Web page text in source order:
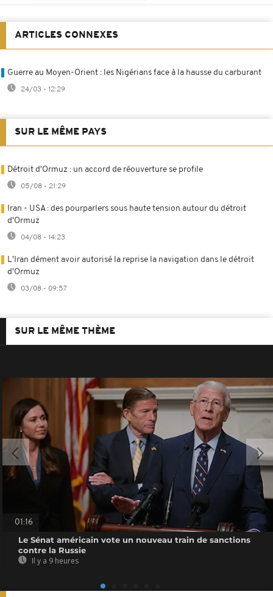
ARTICLES CONNEXES
Guerre au Moyen-Orient : les Nigérians face à la hausse du carburant
24/03 - 12:29
SUR LE MÊME PAYS
Détroit d'Ormuz : un accord de réouverture se profile
05/08 - 21:29
Iran - USA : des pourparlers sous haute tension autour du détroit
d'Ormuz
04/08 - 14:23
L'Iran dément avoir autorisé la reprise la navigation dans le détroit
d'Ormuz
03/08 - 09:57
SUR LE MÊME THÈME
01:16
Le Sénat américain vote un nouveau train de sanctions
contre la Russie
Il y a 9 heures